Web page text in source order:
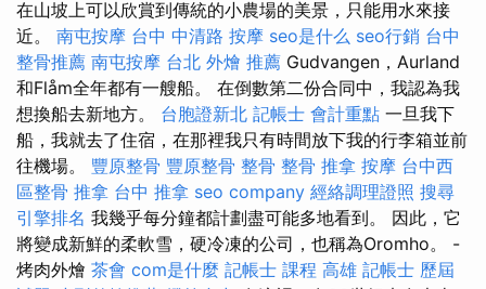
在山坡上可以欣賞到傳統的小農場的美景，只​​能用水來接
近。 南屯按摩 台中 中清路 按摩 seo是什么 seo行銷 台中
整骨推薦 南屯按摩 台北 外燴 推薦 Gudvangen，Aurland
和Flåm全年都有一艘船。 在倒數第二份合同中，我認為我
想換船去新地方。 台胞證新北 記帳士 會計重點 一旦我下
船，我就去了住宿，在那裡我只有時間放下我的行李箱並前
往機場。 豐原整骨 豐原整骨 整骨 整骨 推拿 按摩 台中西
區整骨 推拿 台中 推拿 seo company 經絡調理證照 搜尋
引擎排名 我幾乎每分鐘都計劃盡可能多地看到。 因此，它
將變成新鮮的柔軟雪，硬冷凍的公司，也稱為Oromho。 -
烤肉外燴 茶會 com是什麼 記帳士 課程 高雄 記帳士 歷屆